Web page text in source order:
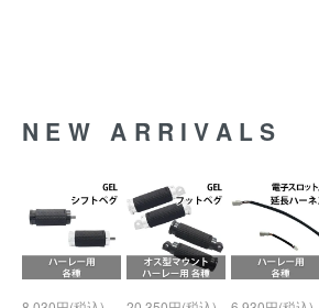
NEW ARRIVALS